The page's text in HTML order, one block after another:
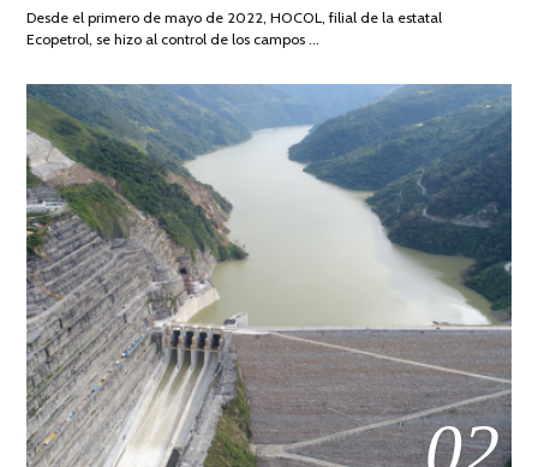
2026
Desde el primero de mayo de 2022, HOCOL, filial de la estatal
Ecopetrol, se hizo al control de los campos …
02